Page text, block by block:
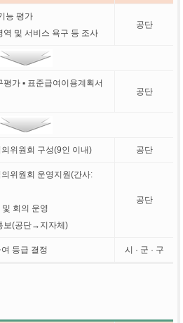
능 평가
역 및 서비스 욕구 등 조사
공단
평가 ▪ 표준급여이용계획서
공단
의위원회 구성(9인 이내) 공단
의위원회 운영지원(간사:
회의 운영
보(공단→지자체)
공단
등급 결정 시 · 군 · 구